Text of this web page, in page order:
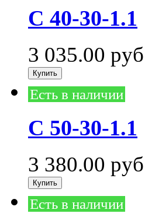
С 40-30-1.1
3 035.00 руб
Есть в наличии
С 50-30-1.1
3 380.00 руб
Есть в наличии